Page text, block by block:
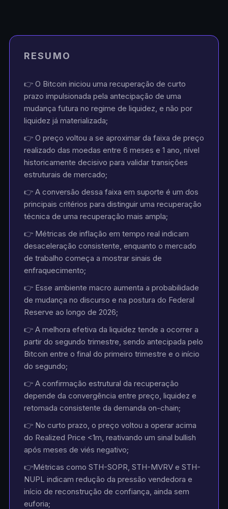
RESUMO
👉 O Bitcoin iniciou uma recuperação de curto
prazo impulsionada pela antecipação de uma
mudança futura no regime de liquidez, e não por
liquidez já materializada;
👉 O preço voltou a se aproximar da faixa de preço
realizado das moedas entre 6 meses e 1 ano, nível
historicamente decisivo para validar transições
estruturais de mercado;
👉 A conversão dessa faixa em suporte é um dos
principais critérios para distinguir uma recuperação
técnica de uma recuperação mais ampla;
👉 Métricas de inflação em tempo real indicam
desaceleração consistente, enquanto o mercado
de trabalho começa a mostrar sinais de
enfraquecimento;
👉 Esse ambiente macro aumenta a probabilidade
de mudança no discurso e na postura do Federal
Reserve ao longo de 2026;
👉 A melhora efetiva da liquidez tende a ocorrer a
partir do segundo trimestre, sendo antecipada pelo
Bitcoin entre o final do primeiro trimestre e o início
do segundo;
👉 A confirmação estrutural da recuperação
depende da convergência entre preço, liquidez e
retomada consistente da demanda on-chain;
👉 No curto prazo, o preço voltou a operar acima
do Realized Price <1m, reativando um sinal bullish
após meses de viés negativo;
👉Métricas como STH-SOPR, STH-MVRV e STH-
NUPL indicam redução da pressão vendedora e
início de reconstrução de confiança, ainda sem
euforia;